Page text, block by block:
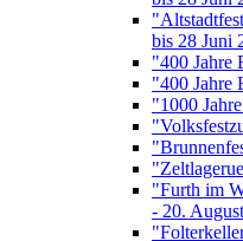
bis 28 Juni
"400 Jahre
"400 Jahre
"1000
"Furth im
- 20.